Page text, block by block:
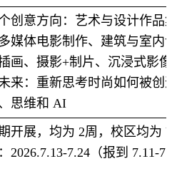
创意方向：艺术与设计作品
媒体电影制作、建筑与室内
画、摄影+制片、沉浸式影像
来：重新思考时尚如何被创
思维和 AI
开展，均为 2周，校区均为
：2026.7.13-7.24（报到 7.11-